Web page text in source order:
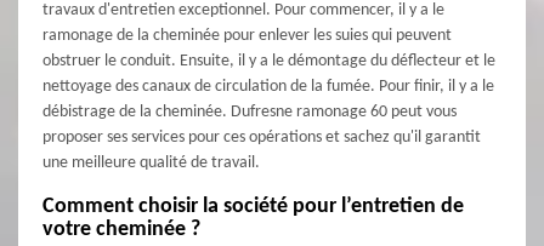
travaux d'entretien exceptionnel. Pour commencer, il y a le
ramonage de la cheminée pour enlever les suies qui peuvent
obstruer le conduit. Ensuite, il y a le démontage du déflecteur et le
nettoyage des canaux de circulation de la fumée. Pour finir, il y a le
débistrage de la cheminée. Dufresne ramonage 60 peut vous
proposer ses services pour ces opérations et sachez qu'il garantit
une meilleure qualité de travail.
Comment choisir la société pour l’entretien de
votre cheminée ?